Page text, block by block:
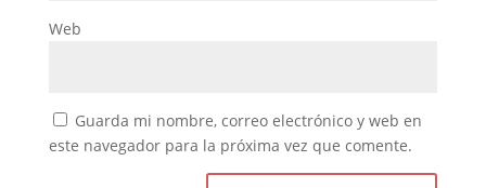
Web
Guarda mi nombre, correo electrónico y web en
este navegador para la próxima vez que comente.